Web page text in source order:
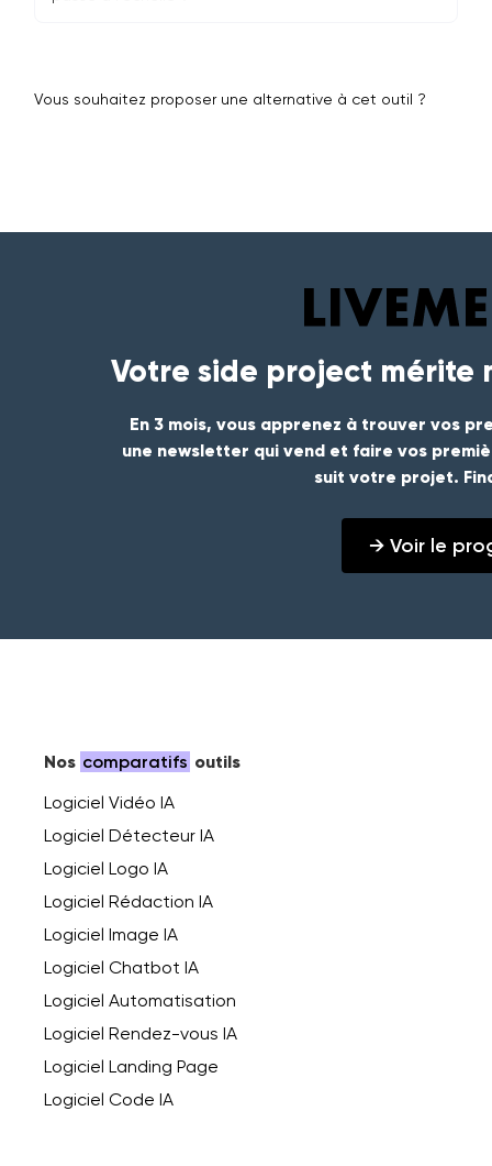
Vous souhaitez proposer une alternative à cet outil ?
Votre side project mérite
En 3 mois, vous apprenez à trouver vos
une newsletter qui vend et faire vos
suit votre projet.
→ Voir le
Nos comparatifs outils
Logiciel Vidéo IA
Logiciel Détecteur IA
Logiciel Logo IA
Logiciel Rédaction IA
Logiciel Image IA
Logiciel Chatbot IA
Logiciel Automatisation
Logiciel Rendez-vous IA
Logiciel Landing Page
Logiciel Code IA